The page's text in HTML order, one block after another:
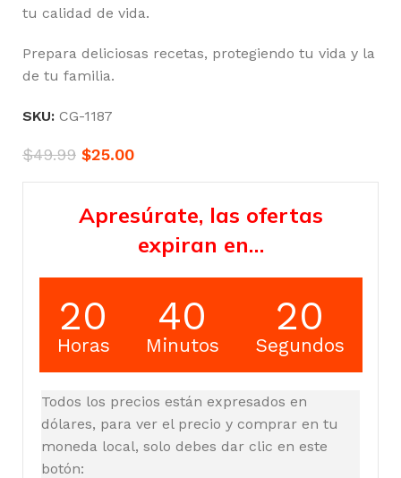
tu calidad de vida.
Prepara deliciosas recetas, protegiendo tu vida y la
de tu familia.
SKU: CG-1187
$49.99 $25.00
Apresúrate, las ofertas
expiran en…
20
Horas
40
Minutos
19
Segundos
Todos los precios están expresados en
dólares, para ver el precio y comprar en tu
moneda local, solo debes dar clic en este
botón: